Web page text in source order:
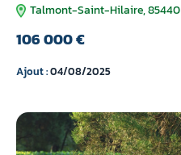
Talmont-Saint-Hilaire, 85440
106 000 €
Ajout :04/08/2025